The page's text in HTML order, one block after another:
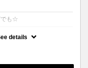
でも☆
ラーの料金込みでお得♪
details